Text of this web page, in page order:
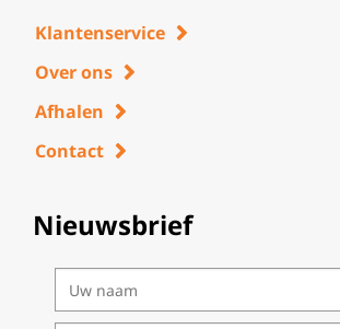
Klantenservice
Over ons
Afhalen
Contact
Nieuwsbrief